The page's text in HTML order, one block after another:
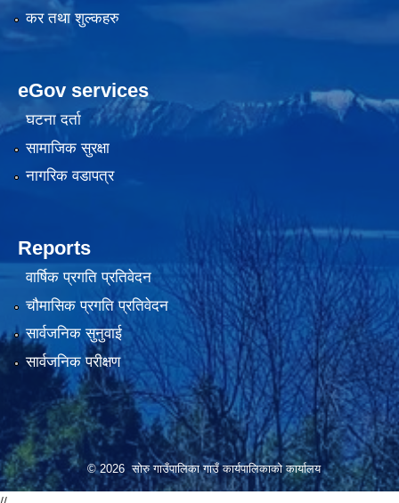
कर तथा शुल्कहरु
eGov services
घटना दर्ता
सामाजिक सुरक्षा
नागरिक वडापत्र
Reports
वार्षिक प्रगति प्रतिवेदन
चौमासिक प्रगति प्रतिवेदन
सार्वजनिक सुनुवाई
सार्वजनिक परीक्षण
© 2026 सोरु गाउँपालिका गाउँ कार्यपालिकाको कार्यालय